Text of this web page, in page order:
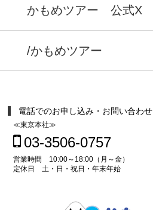
かもめツアー 公式X
/かもめツアー
電話でのお申し込み・お問い合わせ
≪東京本社≫
03-3506-0757
営業時間 10:00～18:00（月～金）
定休日 土・日・祝日・年末年始